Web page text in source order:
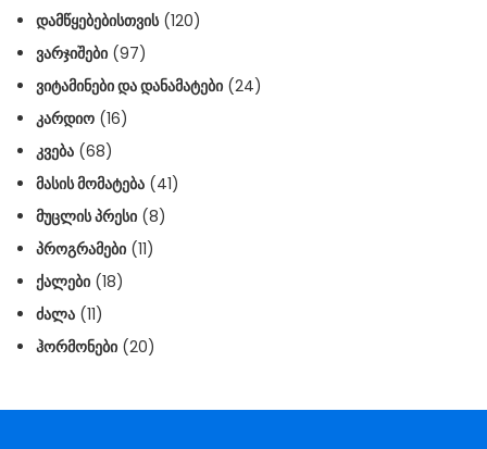
ᲓᲐᲛᲬᲧᲔᲑᲔᲑᲘᲡᲗᲕᲘᲡ(120)
ᲕᲐᲠᲯᲘᲨᲔᲑᲘ (97)
ᲕᲘᲢᲐᲛᲘᲜᲔᲑᲘ ᲓᲐ ᲓᲐᲜᲐᲛᲐᲢᲔᲑᲘ (24)
ᲙᲐᲠᲓᲘᲝ (16)
ᲙᲕᲔᲑᲐ (68)
ᲛᲐᲡᲘᲡ ᲛᲝᲛᲐᲢᲔᲑᲐ (41)
ᲛᲣᲪᲚᲘᲡ ᲞᲠᲔᲡᲘ (8)
ᲞᲠᲝᲒᲠᲐᲛᲔᲑᲘ (11)
ᲥᲐᲚᲔᲑᲘ (18)
ᲫᲐᲚᲐ (11)
ᲰᲝᲠᲛᲝᲜᲔᲑᲘ (20)